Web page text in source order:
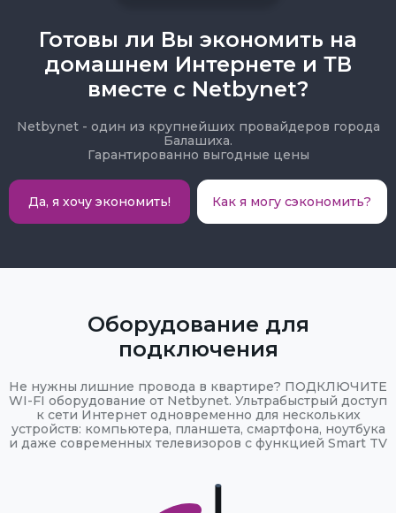
Готовы ли Вы экономить на
домашнем Интернете и ТВ
вместе с Netbynet?
Netbynet - один из крупнейших провайдеров города
Балашиха.
Гарантированно выгодные цены
Да, я хочу экономить! Как я могу сэкономить?
Оборудование для
подключения
Не нужны лишние провода в квартире? ПОДКЛЮЧИТЕ
WI-FI оборудование от Netbynet. Ультрабыстрый доступ
к сети Интернет одновременно для нескольких
устройств: компьютера, планшета, смартфона, ноутбука
и даже современных телевизоров с функцией Smart TV